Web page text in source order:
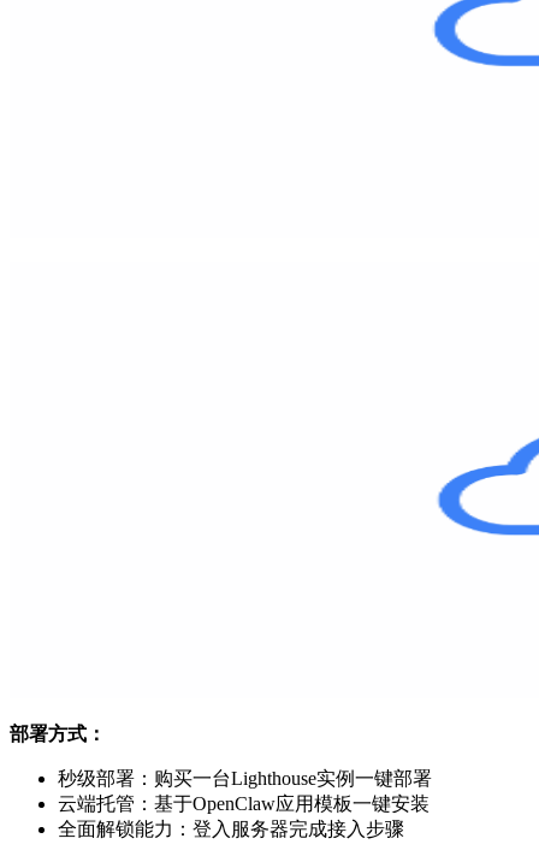
部署方式：
秒级部署：购买一台Lighthouse实例一键部署
云端托管：基于OpenClaw应用模板一键安装
全面解锁能力：登入服务器完成接入步骤